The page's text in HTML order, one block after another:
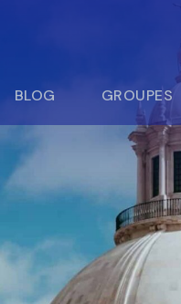
BLOG GROUPES